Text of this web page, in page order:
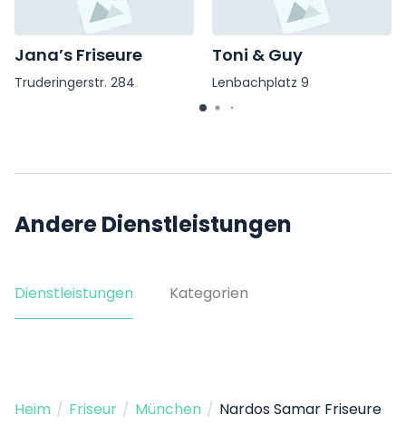
Jana’s Friseure
Truderingerstr. 284
Toni & Guy
Lenbachplatz 9
Andere Dienstleistungen
Dienstleistungen Kategorien
Heim / Friseur / München / Nardos Samar Friseure